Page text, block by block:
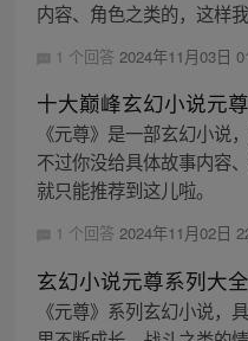
内容、角色之类的，这样
1 个回答 2024年11月03日
十大巅峰玄幻小说元尊
《元尊》是一部玄幻小说
不过你没给具体故事内容
就只能推荐到这儿啦。
1 个回答 2024年11月02日
玄幻小说元尊系列大全
《元尊》系列玄幻小说，